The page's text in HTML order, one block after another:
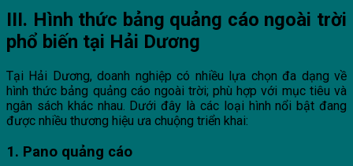
III. Hình thức bảng quảng cáo ngoài trời
phổ biến tại Hải Dương
Tại Hải Dương, doanh nghiệp có nhiều lựa chọn đa dạng về
hình thức bảng quảng cáo ngoài trời; phù hợp với mục tiêu và
ngân sách khác nhau. Dưới đây là các loại hình nổi bật đang
được nhiều thương hiệu ưa chuộng triển khai:
1. Pano quảng cáo